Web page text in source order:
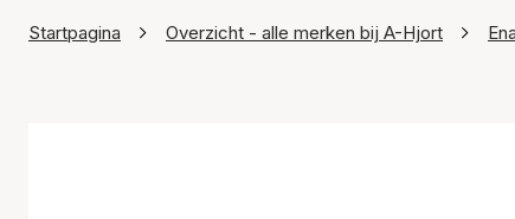
Startpagina Overzicht - alle merken bij A-Hjort